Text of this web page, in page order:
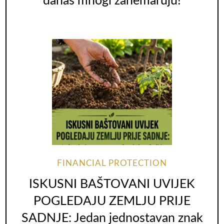
FINANCIAL PROTECTION
ISKUSNI BAŠTOVANI UVIJEK
POGLEDAJU ZEMLJU PRIJE
SADNJE: Jedan jednostavan znak